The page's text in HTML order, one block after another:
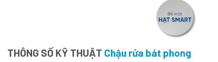
THÔNG SỐ KỸ THUẬT Chậu rửa bát phong